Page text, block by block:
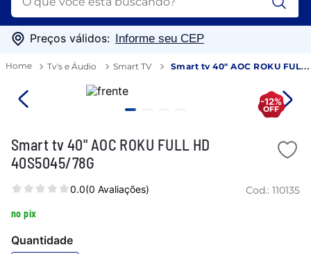
Preços válidos: Informe seu CEP
Tv's e Áudio Smart TV
Smart tv 40" AOC ROKU FULL
-12%
Smart tv 40" AOC ROKU FULL HD
40S5045/78G
0.0(0 Avaliações) Cod.: 110135
no pix
Quantidade
TERMOS MAIS BUSCADOS
3
5º
sofá
ventilador
8
9º
cama casal